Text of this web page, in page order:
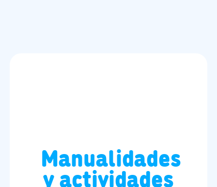
Manualidades
y actividades